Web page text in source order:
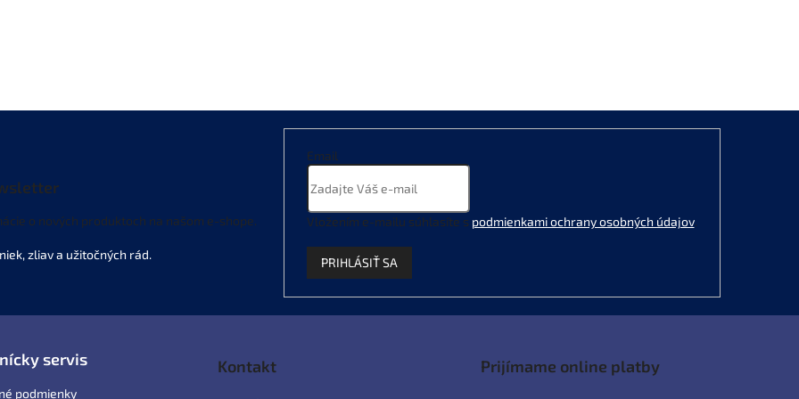
o nových produktoch na našom e-shope.
Email
Vložením e-mailu súhlasíte s podmienkami ochrany osobných údajov.
PRIHLÁSIŤ SA
servis
podmienky
Kontakt Prijímame online platby